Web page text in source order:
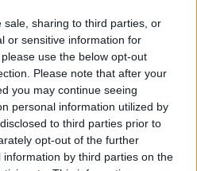
sale, sharing to third parties, or
or sensitive information for
use the below opt-out
Please note that after your
you may continue seeing
personal information utilized by
to third parties prior to
opt-out of the further
by third parties on the
kötnék – derül ki a
jó dolog. Butaság lenne
a szerző írta. Jó korban, friss
vált be. Kár is ezt fejtegetni.